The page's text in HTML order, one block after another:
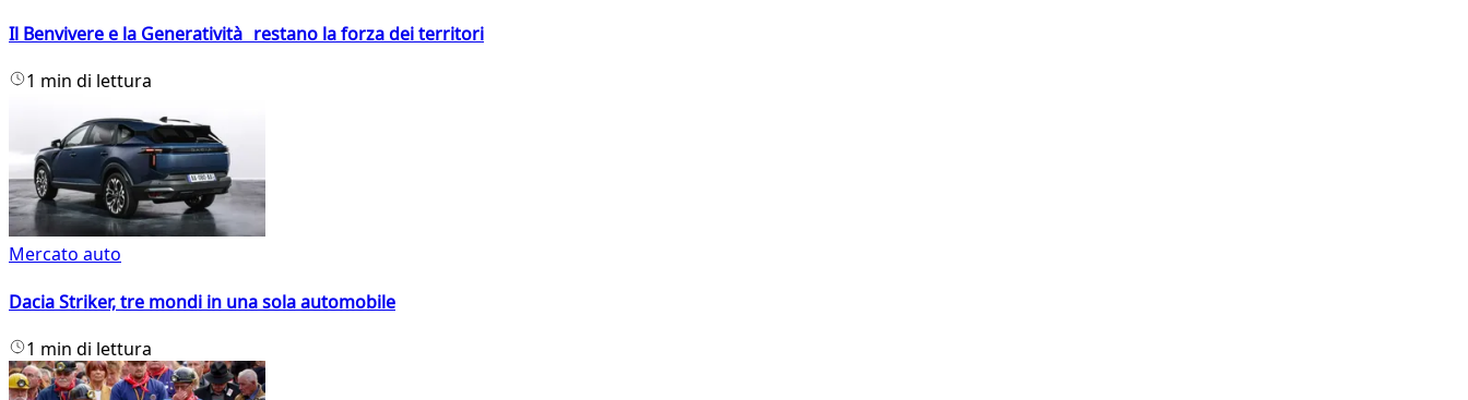
Il Benvivere e la Generatività restano la forza dei territori
1 min di lettura
Mercato auto
Dacia Striker, tre mondi in una sola automobile
1 min di lettura